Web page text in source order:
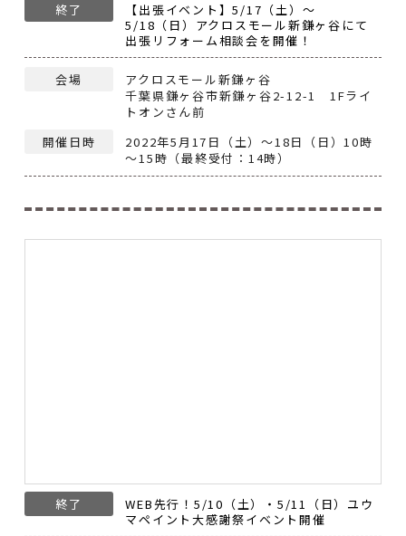
終了
【出張イベント】5/17（土）～
5/18（日）アクロスモール新鎌ヶ谷にて
出張リフォーム相談会を開催！
会場
アクロスモール新鎌ヶ谷
千葉県鎌ヶ谷市新鎌ヶ谷2-12-1 1Fライ
トオンさん前
開催日時
2022年5月17日（土）～18日（日）10時
～15時（最終受付：14時）
終了
WEB先行！5/10（土）・5/11（日）ユウ
マペイント大感謝祭イベント開催